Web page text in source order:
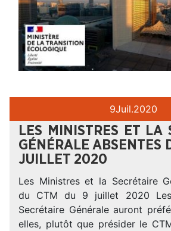
9Juil.2020
LES MINISTRES ET LA
GÉNÉRALE ABSENTES
JUILLET 2020
Les Ministres et la Secrétaire
du CTM du 9 juillet 2020
Secrétaire Générale auront
elles, plutôt que présider le